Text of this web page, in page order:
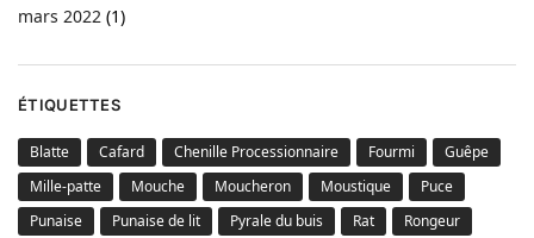
mars 2022 (1)
ÉTIQUETTES
Blatte Cafard Chenille Processionnaire Fourmi
Guêpe
Mille-patte
Mouche Moucheron Moustique
Puce
Punaise
Punaise de lit Pyrale du buis Rat
Rongeur